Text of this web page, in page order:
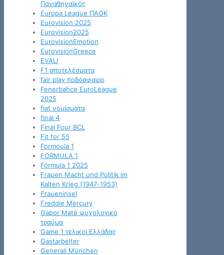
Παναθηναϊκός
Europa League ΠΑΟΚ
Eurovision 2025
Eurovision2025
EurovisionEmotion
EurovisionGreece
EVALI
F1 αποτελέσματα
fair play ποδόσφαιρο
Fenerbahce EuroLeague
2025
fiat νομίσματα
final 4
Final Four BCL
Fit for 55
Formoula 1
FORMULA 1
Formula 1 2025
Frauen Macht und Politik im
Kalten Krieg (1947-1953)
Fraueninsel
Freddie Mercury
Gabor Maté ψυχολογικό
τραύμα
Game 1 τελικοί Ελλάδας
Gastarbeiter
Generali München